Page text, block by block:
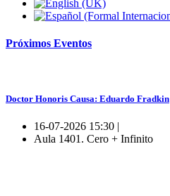
Próximos Eventos
Doctor Honoris Causa: Eduardo Fradkin
16-07-2026 15:30 |
Aula 1401. Cero + Infinito